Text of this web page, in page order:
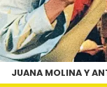
JUANA MOLINA Y